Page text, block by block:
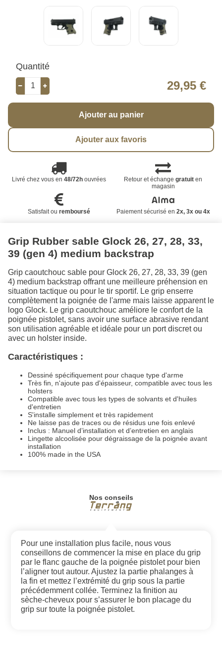
Quantité
29,95 €
Ajouter au panier
Ajouter aux favoris
Livré chez vous en 48/72houvrées Retour et échangegratuit en
magasin
Satisfait ou remboursé Paiement sécurisé en 2x, 3x ou 4x
Grip Rubber sable Glock 26, 27, 28, 33,
39 (gen 4) medium backstrap
Grip caoutchouc sable pour Glock 26, 27, 28, 33, 39 (gen
4) medium backstrap offrant une meilleure préhension en
situation tactique ou pour le tir sportif. Le grip enserre
complètement la poignée de l'arme mais laisse apparent le
logo Glock. Le grip caoutchouc améliore le confort de la
poignée pistolet, sans avoir une surface abrasive rendant
son utilisation agréable et idéale pour un port discret ou
avec un holster inside.
Caractéristiques :
Dessiné spécifiquement pour chaque type d'arme
Très fin, n'ajoute pas d'épaisseur, compatible avec tous les
holsters
Compatible avec tous les types de solvants et d'huiles
d'entretien
S'installe simplement et très rapidement
Ne laisse pas de traces ou de résidus une fois enlevé
Inclus : Manuel d’installation et d’entretien en anglais
Lingette alcoolisée pour dégraissage de la poignée avant
installation
100% made in the USA
Nos conseils
Pour une installation plus facile, nous vous
conseillons de commencer la mise en place du grip
par le flanc gauche de la poignée pistolet pour bien
l’aligner tout autour. Ajustez la partie phalanges à
la fin et mettez l’extrémité du grip sous la partie
précédemment collée. Terminez la finition au
sèche-cheveux pour s’assurer le bon placage du
grip sur toute la poignée pistolet.